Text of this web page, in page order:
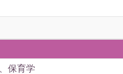
保育学